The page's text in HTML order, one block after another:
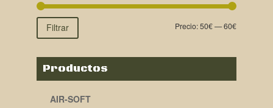
Filtrar Precio:50€—60€
Productos
AIR-SOFT